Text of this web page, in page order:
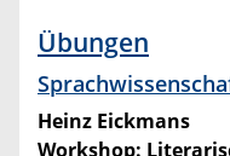
Übungen
Heinz Eickmans
Workshop: